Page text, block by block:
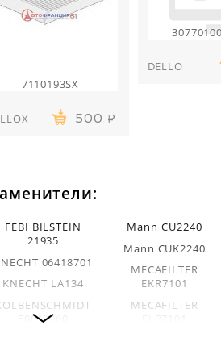
7110193SX
500
DELLO
FEBI BILSTEIN
21935
06418701
KNECHT LA134
50013960
Mann CU2240
Mann CUK2240
MECAFILTER
EKR7101
MECAFILTER